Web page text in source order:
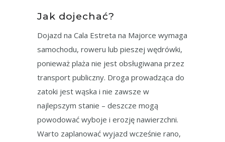
Jak dojechać?
Dojazd na Cala Estreta na Majorce wymaga
samochodu, roweru lub pieszej wędrówki,
ponieważ plaża nie jest obsługiwana przez
transport publiczny. Droga prowadząca do
zatoki jest wąska i nie zawsze w
najlepszym stanie – deszcze mogą
powodować wyboje i erozję nawierzchni.
Warto zaplanować wyjazd wcześnie rano,